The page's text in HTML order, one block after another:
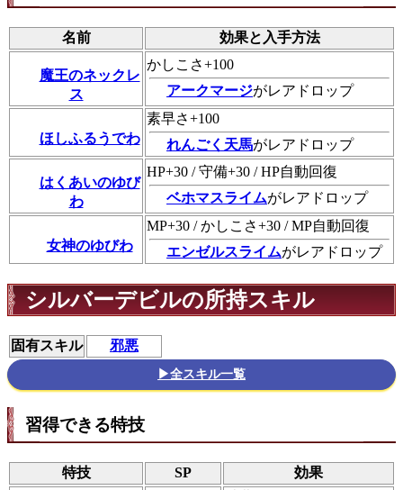
名前 効果と入手方法
魔王のネックレ
ス
かしこさ+100
アークマージがレアドロップ
ほしふるうでわ
素早さ+100
れんごく天馬がレアドロップ
はくあいのゆび
わ
HP+30 / 守備+30 / HP自動回復
ベホマスライムがレアドロップ
女神のゆびわ
MP+30 / かしこさ+30 / MP自動回復
エンゼルスライムがレアドロップ
シルバーデビルの所持スキル
固有スキル 邪悪
▶全スキル一覧
習得できる特技
特技 SP
効果